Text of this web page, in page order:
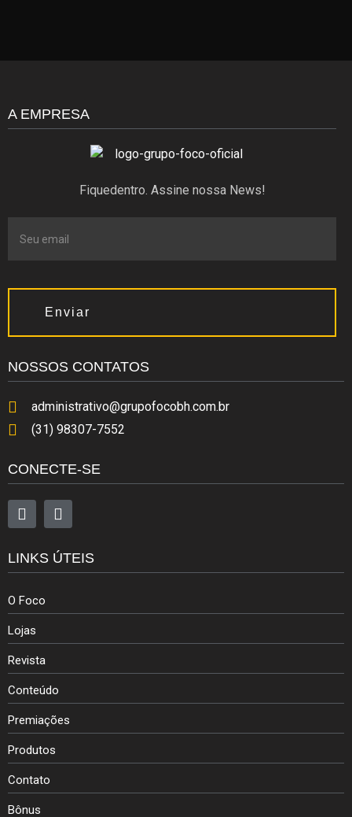
A EMPRESA
Fiquedentro. Assine nossa News!
Enviar
NOSSOS CONTATOS
administrativo@grupofocobh.com.br
(31) 98307-7552
CONECTE-SE
LINKS ÚTEIS
O Foco
Lojas
Revista
Conteúdo
Premiações
Produtos
Contato
Bônus